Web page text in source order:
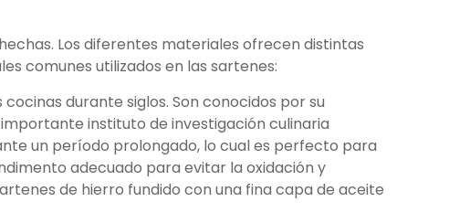
Los diferentes materiales ofrecen distintas
comunes utilizados en las sartenes:
durante siglos. Son conocidos por su
instituto de investigación culinaria
un período prolongado, lo cual es perfecto para
adecuado para evitar la oxidación y
de hierro fundido con una fina capa de aceite